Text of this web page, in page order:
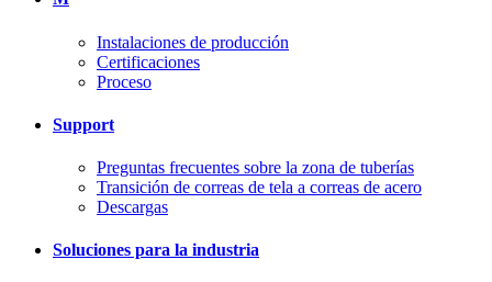
Instalaciones de producción
Certificaciones
Proceso
Support
Preguntas frecuentes sobre la zona de tuberías
Transición de correas de tela a correas de acero
Descargas
Soluciones para la industria